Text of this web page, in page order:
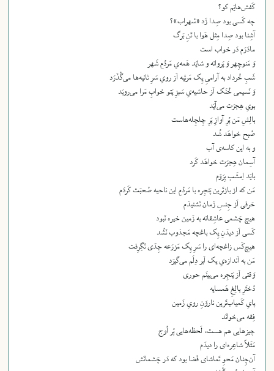
کَفش‌هایَم کو؟
چه کَسی بود صِدا زَد «سُهراب»؟
آشِنا بود صِدا مِثل هَوا با تَنِ بَرگ
مادَرَم دَر خواب است
وَ مَنوچِهر وَ پَروانه و شایَد هَمه‌یِ مَردُمِ شَهر
شَبِ خُرداد به آرامیِ یِک مَرثیه اَز رویِ سَرِ ثانیه‌ها می‌گُذَرَد
وَ نَسیمی خُنَک اَز حاشیه‌یِ سَبزِ پَتو خوابِ مَرا می‌روبَد
بویِ هِجرَت می‌آیَد
بالِشِ مَن پُرِ آوازِ پَرِ چِلچِله‌هاست
صُبح خواهَد شُد
و به این کاسه‌ی آب
آسِمان هِجرَت خواهَد کَرد
بایَد اِمشَب بِرَوَم
مَن که از بازتَرین پَنجِره با مَردُمِ این ناحیه صُحبَت کَردَم
حَرفی اَز جِنسِ زَمان نَشنیدَم
هیچ چَشمی عاشِقانه به زَمین خیره نَبود
کَسی اَز دیدَنِ یِک باغچه مَجذوب نَشُد
هیچ‌کَس زاغچه‌ای را سَرِ یِک مَزرَعه جِدّی نَگِرِفت
مَن به اَندازه‌یِ یک اَبر دِلَم می‌گیرَد
وَقتی اَز پَنجِره می‌بینَم حوری
دُختَرِ بالِغِ هَمسایه
پایِ کَمیاب‌تَرین ناروَنِ رویِ زَمین
فِقه می‌خوانَد
چیزهایی هم هست، لَحظه‌هایی پُر اُوج
مَثَلاً شاعِره‌ای را دیدَم
آن‌چِنان مَحوِ تَماشای فَضا بود که دَر چَشمانَش